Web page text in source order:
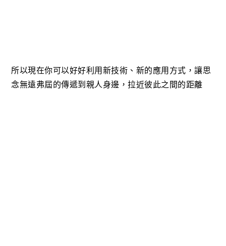
所以現在你可以好好利用新技術、新的應用方式，讓思
念無遠弗屆的傳遞到親人身邊，拉近彼此之間的距離